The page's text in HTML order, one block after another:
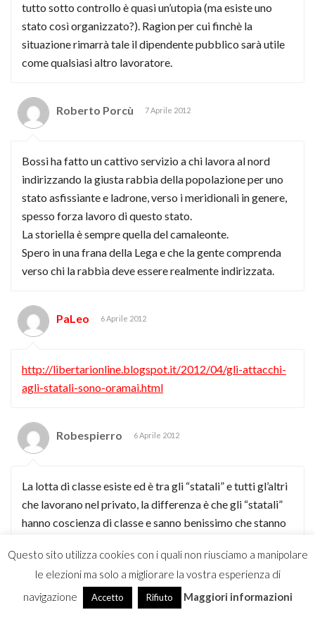
tutto sotto controllo è quasi un’utopia (ma esiste uno
stato così organizzato?). Ragion per cui finchè la
situazione rimarrà tale il dipendente pubblico sarà utile
come qualsìasi altro lavoratore.
Roberto Porcù 7 Aprile 2012
Bossi ha fatto un cattivo servizio a chi lavora al nord
indirizzando la giusta rabbia della popolazione per uno
stato asfissiante e ladrone, verso i meridionali in genere,
spesso forza lavoro di questo stato.
La storiella è sempre quella del camaleonte.
Spero in una frana della Lega e che la gente comprenda
verso chi la rabbia deve essere realmente indirizzata.
PaLeo 6 Aprile 2012
http://libertarionline.blogspot.it/2012/04/gli-attacchi-
agli-statali-sono-oramai.html
Robespierro 6 Aprile 2012
La lotta di classe esiste ed è tra gli “statali” e tutti gl’altri
che lavorano nel privato, la differenza è che gli “statali”
hanno coscienza di classe e sanno benissimo che stanno
si leggono nei forum quando si tocca l’argomento,
scrivono immediatamente a difesa del loro impiego,
invece i lavoratori del privato, non hanno (ancora) la
Questo sito utilizza cookies con i quali non riusciamo a manipolare
le elezioni ma solo a migliorare la vostra esperienza di
navigazione
Accetto Rifiuto Maggiori informazioni